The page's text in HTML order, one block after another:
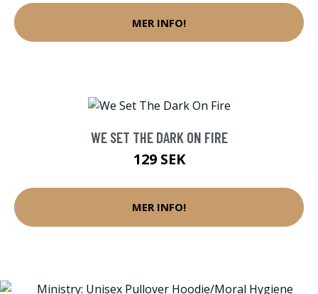
MER INFO!
WE SET THE DARK ON FIRE
129 SEK
MER INFO!